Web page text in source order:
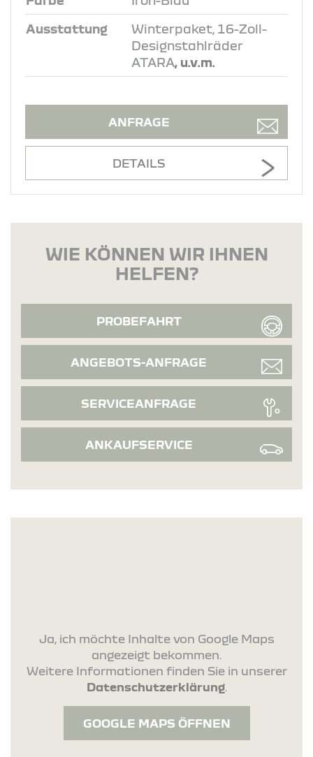
Ausstattung
Winterpaket, 16-Zoll-
Designstahlräder
ATARA, u.v.m.
ANFRAGE
DETAILS
WIE KÖNNEN WIR IHNEN
HELFEN?
PROBEFAHRT
ANGEBOTS-ANFRAGE
SERVICEANFRAGE
ANKAUFSERVICE
Ja, ich möchte Inhalte von Google Maps
angezeigt bekommen.
Weitere Informationen finden Sie in unserer
Datenschutzerklärung.
GOOGLE MAPS ÖFFNEN